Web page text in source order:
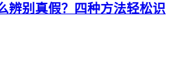
辨别真假？四种方法轻松识